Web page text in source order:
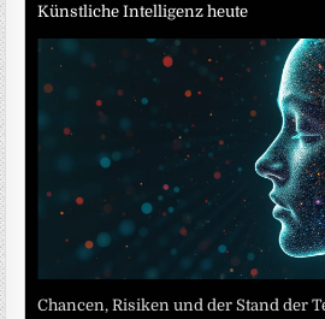
Künstliche Intelligenz heute
Chancen, Risiken und der Stand der